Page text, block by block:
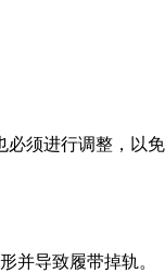
必须进行调整，以
导致履带掉轨。